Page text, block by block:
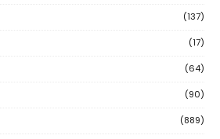
(137)
(17)
(64)
(90)
(889)